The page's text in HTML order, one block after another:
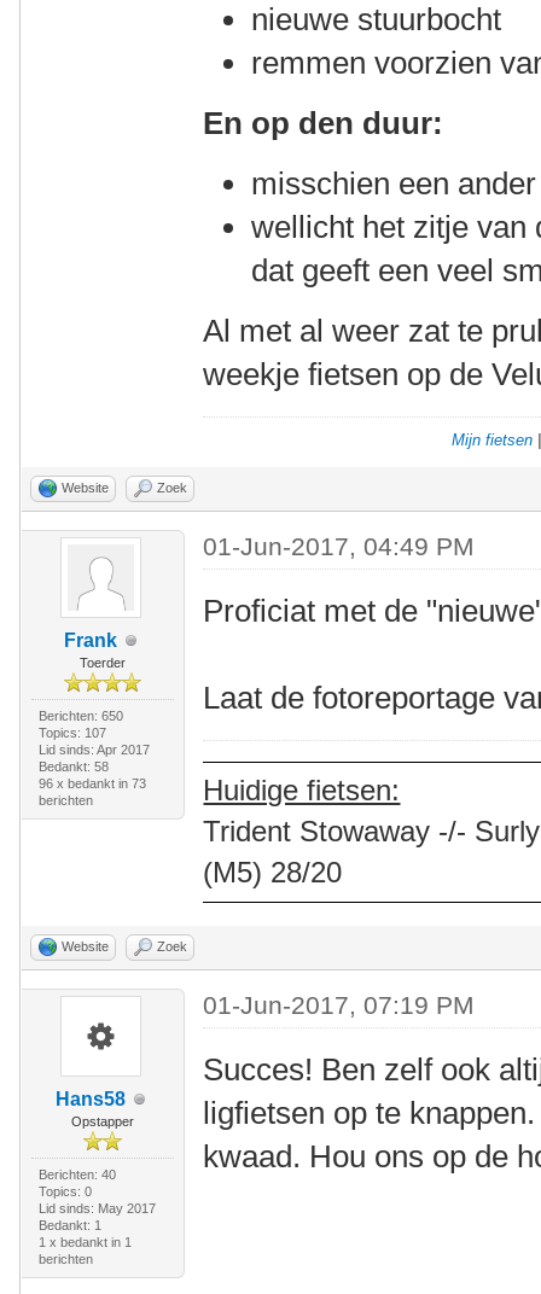
nieuwe stuurbocht
remmen voorzien
En op den duur:
misschien een
wellicht het zitje van
dat geeft een veel
Al met al weer zat te
weekje fietsen op de
Mijn fietsen
Website Zoek
Frank
Toerder
Berichten: 650
Topics: 107
Lid sinds: Apr 2017
Bedankt: 58
96 x bedankt in 73
berichten
01-Jun-2017, 04:49 PM
Proficiat met de
Laat de fotoreportage
Huidige fietsen:
Trident Stowaway -/-
(M5) 28/20
Website Zoek
Hans58
Opstapper
Berichten: 40
Topics: 0
Lid sinds: May 2017
Bedankt: 1
1 x bedankt in 1
berichten
01-Jun-2017, 07:19 PM
Succes! Ben zelf ook
ligfietsen op te
kwaad. Hou ons op de